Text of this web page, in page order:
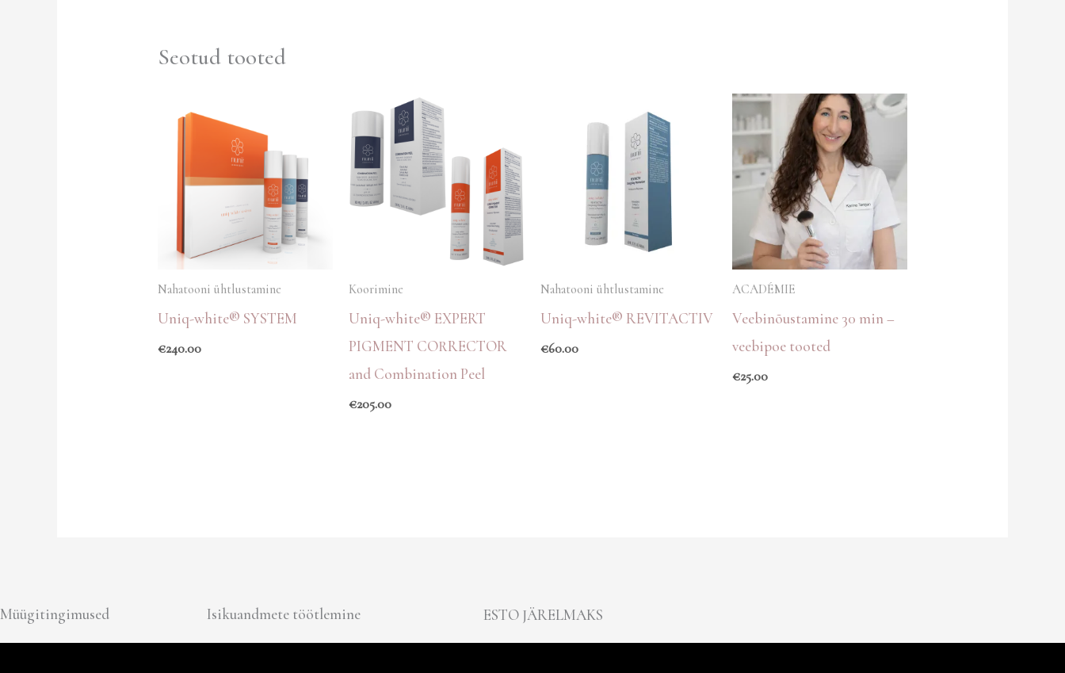
Seotud tooted
Nahatooni ühtlustamine
Uniq-white® SYSTEM
€240.00
Koorimine
Uniq-white® EXPERT
PIGMENT CORRECTOR
and Combination Peel
€205.00
Nahatooni ühtlustamine
Uniq-white® REVITACTIV
€60.00
ACADÉMIE
Veebinõustamine 30 min –
veebipoe tooted
€25.00
Müügitingimused Isikuandmete töötlemine ESTO JÄRELMAKS